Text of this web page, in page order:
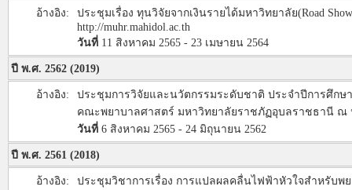
อ้างอิง:
ประชุมเรื่อง ทุนวิจัยจากเงินรายได้มหาวิทยาลัย(Road
http://muhr.mahidol.ac.th
วันที่ 11 สิงหาคม 2565 - 23 เมษายน 2564
ปี พ.ศ. 2562 (2019)
อ้างอิง:
ประชุมการวิจัยและนวัตกรรมระดับชาติ ประจำปีการศึกษ
คณะพยาบาลศาสตร์ มหาวิทยาลัยราชภัฏอุบลราชธานี
วันที่ 6 สิงหาคม 2565 - 24 มิถุนายน 2562
ปี พ.ศ. 2561 (2018)
อ้างอิง:
ประชุมวิชาการเรื่อง การแปลผลคลื่นไฟฟ้าหัวใจสำหรับพย